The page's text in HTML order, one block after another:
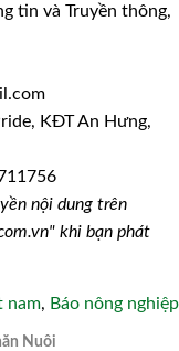
tin và Truyền thông,
KĐT An Hưng,
nội dung trên
khi bạn phát
nam, Báo nông nghiệp
Nuôi